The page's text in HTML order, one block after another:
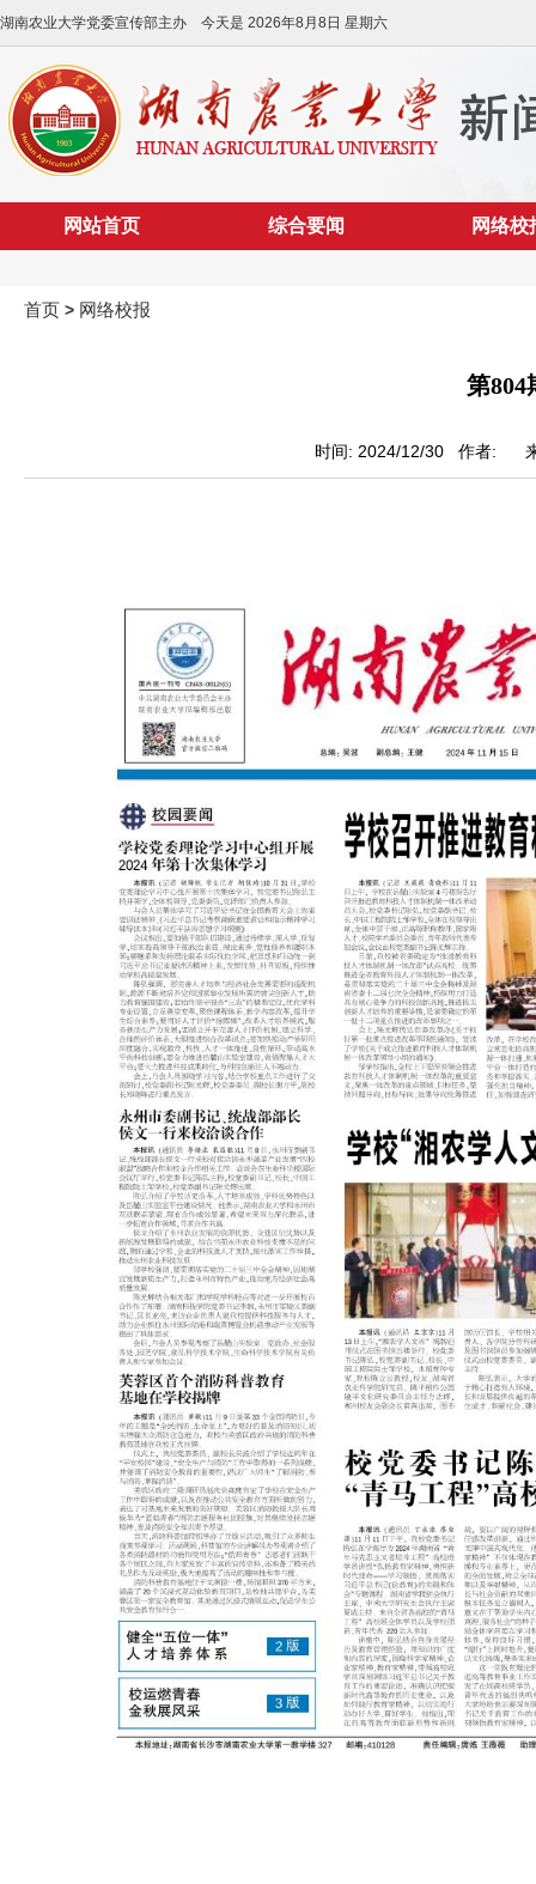
湖南农业大学党委宣传部主办 今天是 2026年8月8日 星期六
网站首页 综合要闻 网络校
首页 > 网络校报
第804
时间: 2024/12/30 作者: